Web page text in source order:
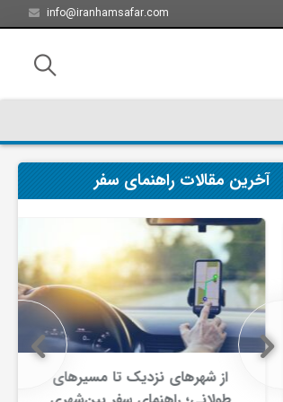
info@iranhamsafar.com
آخرین مقالات راهنمای سفر
از شهرهای نزدیک تا مسیرهای